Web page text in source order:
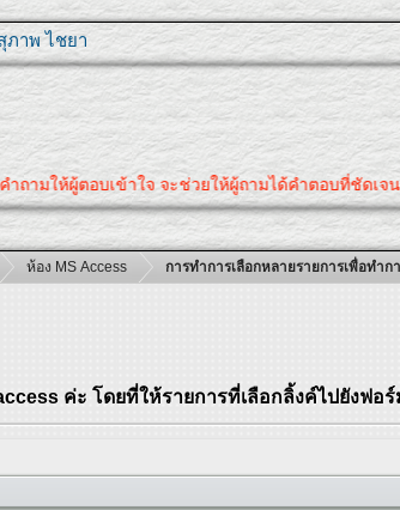
ภาพ ไชยา
ให้ผู้ตอบเข้าใจ จะช่วยให้ผู้ถามได้คำตอบที่ชัดเจนและ
ห้อง MS Access การทำการเลือกหลายรายการเพื่อทำ
ค่ะ โดยที่ให้รายการที่เลือกลิ้งค์ไปยังฟอร์